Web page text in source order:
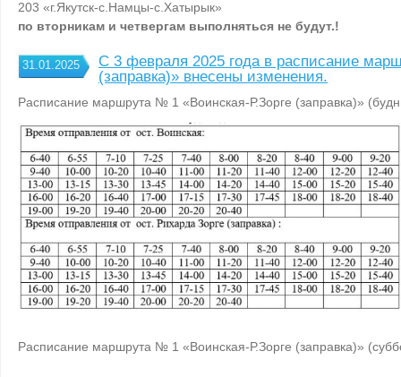
203 «г.Якутск-с.Намцы-с.Хатырык»
по вторникам и четвергам выполняться не будут.!
31.01.2025
С 3 февраля 2025 года в расписание
(заправка)» внесены изменения.
Расписание маршрута № 1 «Воинская-Р.Зорге (заправка)»
Расписание маршрута № 1 «Воинская-Р.Зорге (заправка)»